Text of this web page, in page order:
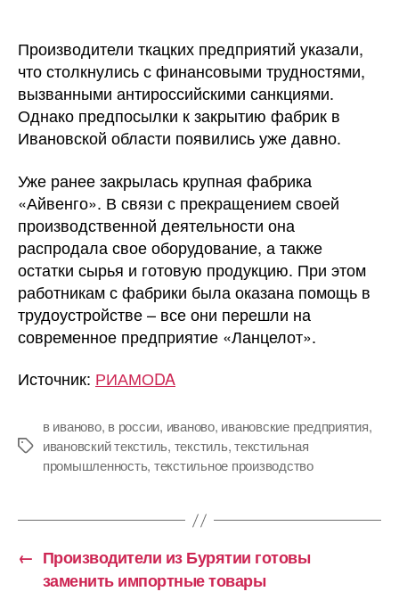
Производители ткацких предприятий указали,
что столкнулись с финансовыми трудностями,
вызванными антироссийскими санкциями.
Однако предпосылки к закрытию фабрик в
Ивановской области появились уже давно.
Уже ранее закрылась крупная фабрика
«Айвенго». В связи с прекращением своей
производственной деятельности она
распродала свое оборудование, а также
остатки сырья и готовую продукцию. При этом
работникам с фабрики была оказана помощь в
трудоустройстве – все они перешли на
современное предприятие «Ланцелот».
Источник: РИАМОDA
Метки
в иваново, в россии, иваново, ивановские предприятия,
ивановский текстиль, текстиль,текстильная
промышленность, текстильное производство
← Производители из Бурятии готовы
заменить импортные товары